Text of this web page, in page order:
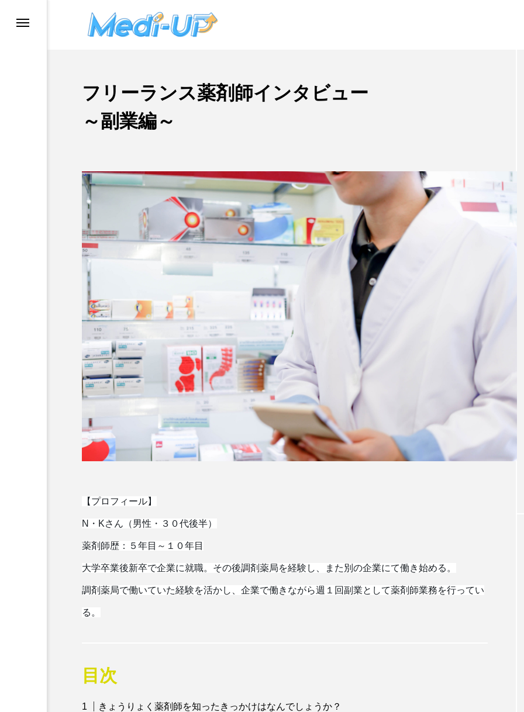
フリーランス薬剤師インタビュー
～副業編～
【プロフィール】
N・Kさん（男性・３０代後半）
薬剤師歴：５年目～１０年目
大学卒業後新卒で企業に就職。その後調剤薬局を経験し、また別の企業にて働き始める。
調剤薬局で働いていた経験を活かし、企業で働きながら週１回副業として薬剤師業務を行ってい
る。
目次
きょうりょく薬剤師を知ったきっかけはなんでしょうか？